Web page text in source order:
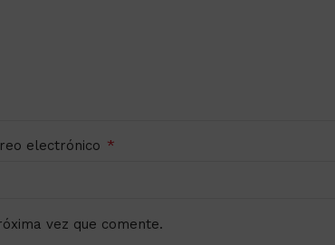
electrónico *
vez que comente.